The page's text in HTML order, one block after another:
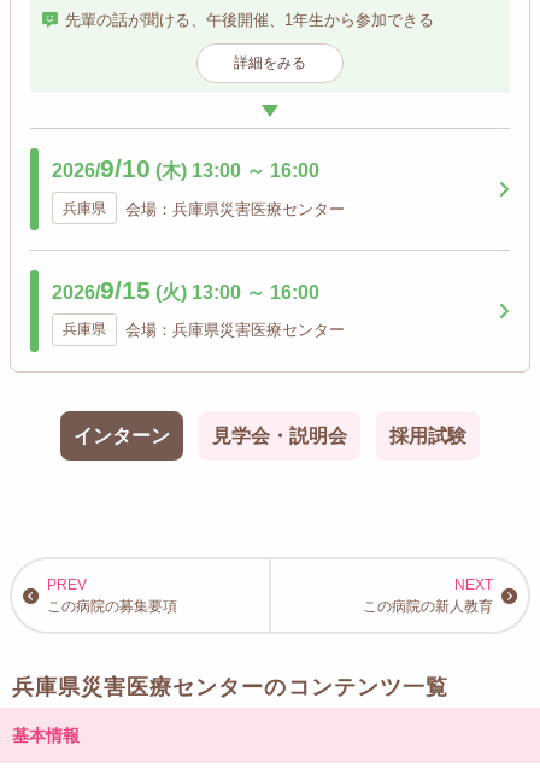
先輩の話が聞ける、午後開催、1年生から参加できる
詳細をみる
2026/9/10 (木) 13:00 ～ 16:00
兵庫県 会場：兵庫県災害医療センター
2026/9/15 (火) 13:00 ～ 16:00
兵庫県 会場：兵庫県災害医療センター
インターン 見学会・説明会 採用試験
この病院の募集要項 この病院の新人教育
兵庫県災害医療センターのコンテンツ一覧
基本情報